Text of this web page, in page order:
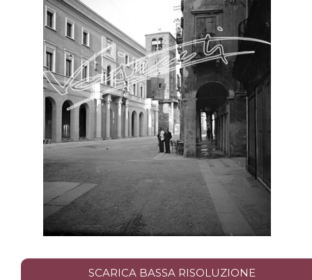
SCARICA BASSA RISOLUZIONE